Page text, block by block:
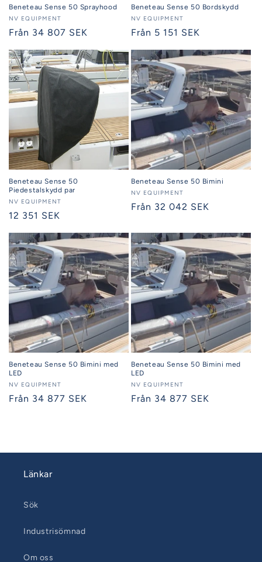
Beneteau Sense 50 Sprayhood
Säljare:
NV EQUIPMENT
Ordinarie
Från 34 807 SEK
Beneteau Sense 50 Bordskydd
Säljare:
NV EQUIPMENT
Ordinarie
Från 5 151 SEK
Beneteau Sense 50
Piedestalskydd par
Säljare:
NV EQUIPMENT
Ordinarie
12 351 SEK
Beneteau Sense 50 Bimini
Säljare:
NV EQUIPMENT
Ordinarie
Från 32 042 SEK
Beneteau Sense 50 Bimini med
LED
Säljare:
NV EQUIPMENT
Ordinarie
Från 34 877 SEK
Beneteau Sense 50 Bimini med
LED
Säljare:
NV EQUIPMENT
Ordinarie
Från 34 877 SEK
Länkar
Sök
Industrisömnad
Om oss